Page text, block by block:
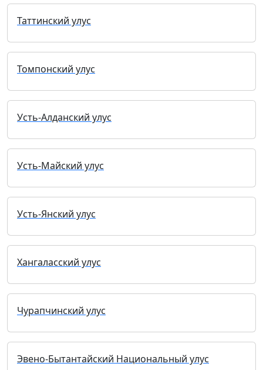
Таттинский улус
Томпонский улус
Усть-Алданский улус
Усть-Майский улус
Усть-Янский улус
Хангаласский улус
Чурапчинский улус
Эвено-Бытантайский Национальный улус